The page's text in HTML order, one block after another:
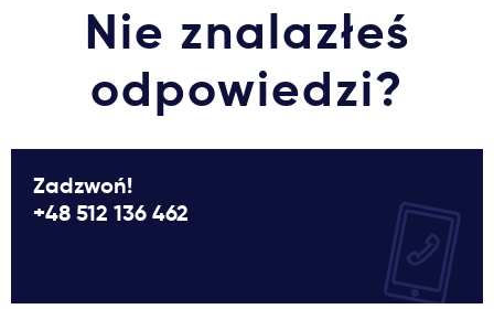
Nie znalazłeś
odpowiedzi?
Zadzwoń!
+48 512 136 462